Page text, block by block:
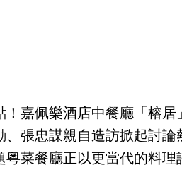
嘉佩樂酒店中餐廳「榕居
張忠謀親自造訪掀起討論
菜餐廳正以更當代的料理